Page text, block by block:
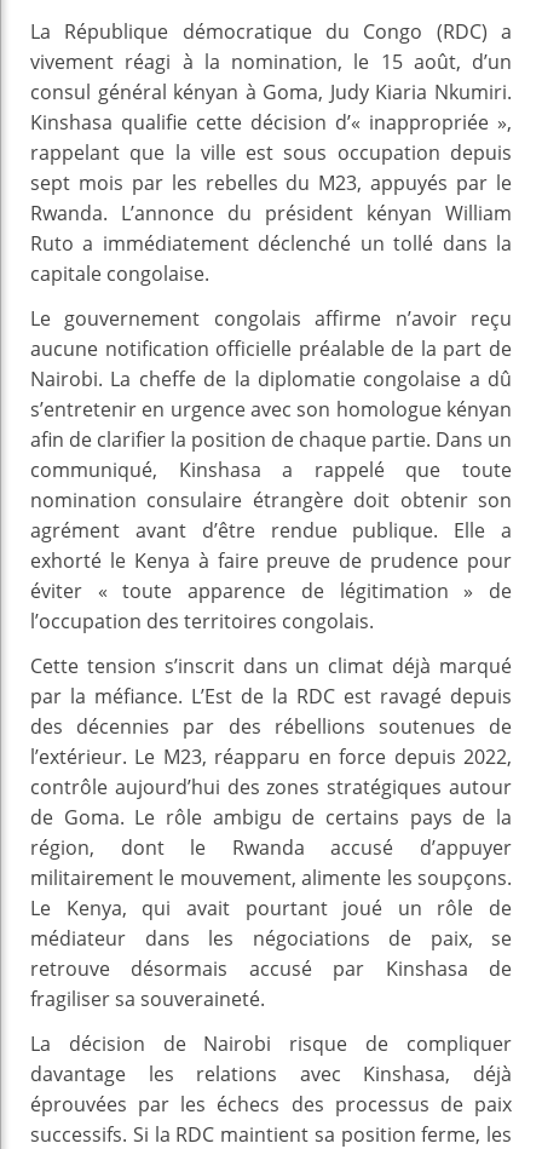
La République démocratique du Congo (RDC) a
vivement réagi à la nomination, le 15 août, d’un
consul général kényan à Goma, Judy Kiaria Nkumiri.
Kinshasa qualifie cette décision d’« inappropriée »,
rappelant que la ville est sous occupation depuis
sept mois par les rebelles du M23, appuyés par le
Rwanda. L’annonce du président kényan William
Ruto a immédiatement déclenché un tollé dans la
capitale congolaise.
Le gouvernement congolais affirme n’avoir reçu
aucune notification officielle préalable de la part de
Nairobi. La cheffe de la diplomatie congolaise a dû
s’entretenir en urgence avec son homologue kényan
afin de clarifier la position de chaque partie. Dans un
communiqué, Kinshasa a rappelé que toute
nomination consulaire étrangère doit obtenir son
agrément avant d’être rendue publique. Elle a
exhorté le Kenya à faire preuve de prudence pour
éviter « toute apparence de légitimation » de
l’occupation des territoires congolais.
Cette tension s’inscrit dans un climat déjà marqué
par la méfiance. L’Est de la RDC est ravagé depuis
des décennies par des rébellions soutenues de
l’extérieur. Le M23, réapparu en force depuis 2022,
contrôle aujourd’hui des zones stratégiques autour
de Goma. Le rôle ambigu de certains pays de la
région, dont le Rwanda accusé d’appuyer
militairement le mouvement, alimente les soupçons.
Le Kenya, qui avait pourtant joué un rôle de
médiateur dans les négociations de paix, se
retrouve désormais accusé par Kinshasa de
fragiliser sa souveraineté.
La décision de Nairobi risque de compliquer
davantage les relations avec Kinshasa, déjà
éprouvées par les échecs des processus de paix
successifs. Si la RDC maintient sa position ferme, les